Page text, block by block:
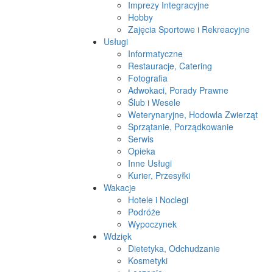
Imprezy Integracyjne
Hobby
Zajęcia Sportowe i Rekreacyjne
Usługi
Informatyczne
Restauracje, Catering
Fotografia
Adwokaci, Porady Prawne
Ślub i Wesele
Weterynaryjne, Hodowla Zwierząt
Sprzątanie, Porządkowanie
Serwis
Opieka
Inne Usługi
Kurier, Przesyłki
Wakacje
Hotele i Noclegi
Podróże
Wypoczynek
Wdzięk
Dietetyka, Odchudzanie
Kosmetyki